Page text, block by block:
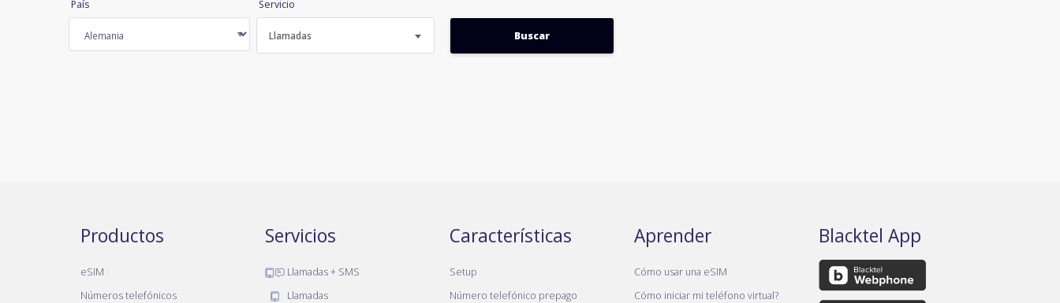
País Servicio
Llamadas
Productos
eSIM
Números telefónicos
Servicios
Llamadas + SMS
Llamadas
Características
Setup
Número telefónico prepago
Aprender
Cómo usar una eSIM
Cómo iniciar mi teléfono virtual?
Blacktel App